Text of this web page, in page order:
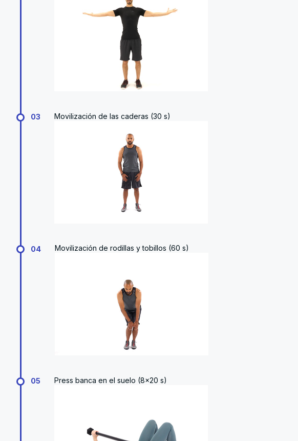
03 Movilización de las caderas (30 s)
04 Movilización de rodillas y tobillos (60 s)
05 Press banca en el suelo (8x20 s)